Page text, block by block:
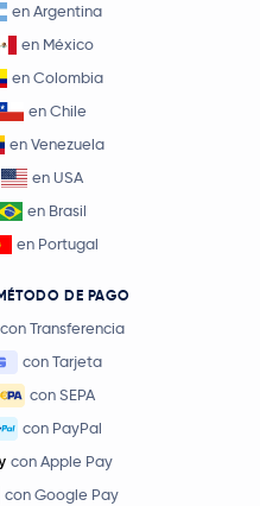
en Argentina
en México
en Colombia
en Chile
en Venezuela
en USA
en Brasil
en Portugal
DE PAGO
con Transferencia
con Tarjeta
con SEPA
con PayPal
con Apple Pay
con Google Pay